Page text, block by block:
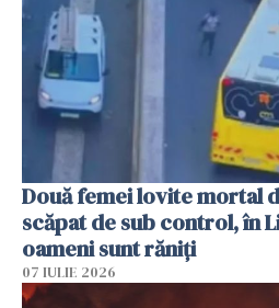
Două femei lovite mortal
scăpat de sub control, în
oameni sunt răniți
07 IULIE 2026